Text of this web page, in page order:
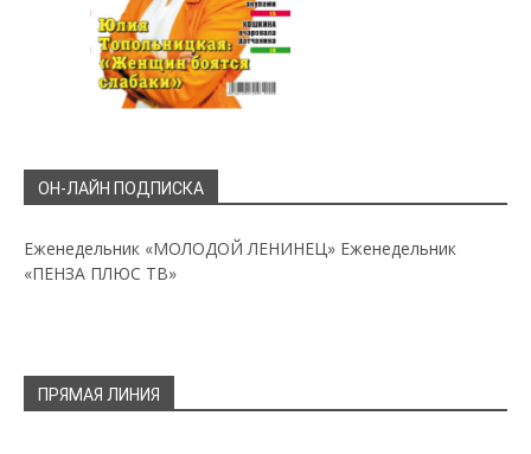
ОН-ЛАЙН ПОДПИСКА
Еженедельник «МОЛОДОЙ ЛЕНИНЕЦ» Еженедельник
«ПЕНЗА ПЛЮС ТВ»
ПРЯМАЯ ЛИНИЯ